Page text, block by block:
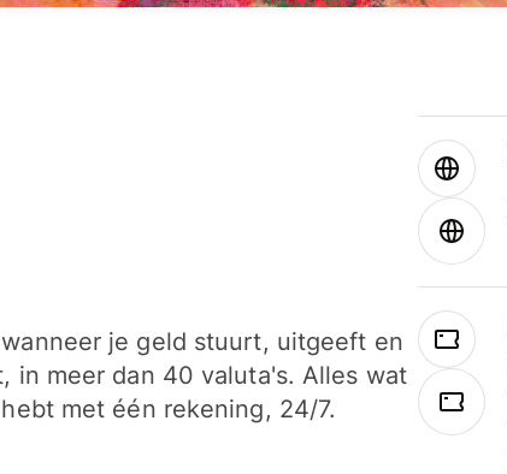
je geld stuurt, uitgeeft en
in meer dan 40 valuta's. Alles wat
met één rekening, 24/7.